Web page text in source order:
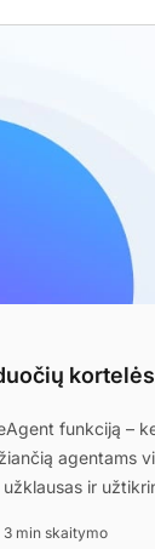
kortelės
funkciją –
agentams
ir
3 min skaitymo